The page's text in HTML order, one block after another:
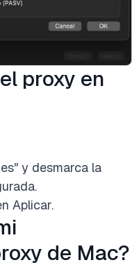
proxy en
y desmarca la
Aplicar.
de Mac?